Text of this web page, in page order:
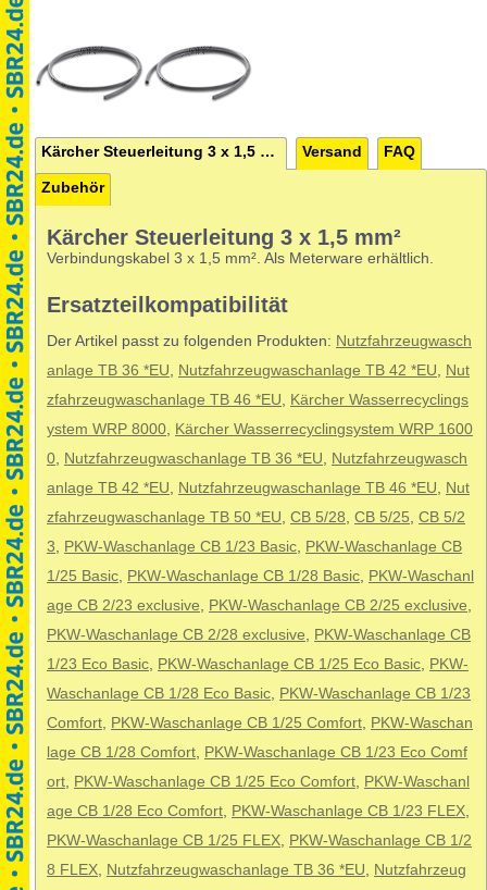
Kärcher Steuerleitung 3 x 1,5 mm² Versand FAQ
Zubehör
Kärcher Steuerleitung 3 x 1,5 mm²
Verbindungskabel 3 x 1,5 mm². Als Meterware erhältlich.
Ersatzteilkompatibilität
Der Artikel passt zu folgenden Produkten: Nutzfahrzeugwasch
anlage TB 36 *EU, Nutzfahrzeugwaschanlage TB 42 *EU, Nut
zfahrzeugwaschanlage TB 46 *EU, Kärcher Wasserrecyclings
ystem WRP 8000, Kärcher Wasserrecyclingsystem WRP 1600
0, Nutzfahrzeugwaschanlage TB 36 *EU, Nutzfahrzeugwasch
anlage TB 42 *EU, Nutzfahrzeugwaschanlage TB 46 *EU, Nut
zfahrzeugwaschanlage TB 50 *EU, CB 5/28, CB 5/25, CB 5/2
3, PKW-Waschanlage CB 1/23 Basic, PKW-Waschanlage CB
1/25 Basic, PKW-Waschanlage CB 1/28 Basic, PKW-Waschanl
age CB 2/23 exclusive, PKW-Waschanlage CB 2/25 exclusive,
PKW-Waschanlage CB 2/28 exclusive, PKW-Waschanlage CB
1/23 Eco Basic, PKW-Waschanlage CB 1/25 Eco Basic, PKW-
Waschanlage CB 1/28 Eco Basic, PKW-Waschanlage CB 1/23
Comfort, PKW-Waschanlage CB 1/25 Comfort, PKW-Waschan
lage CB 1/28 Comfort, PKW-Waschanlage CB 1/23 Eco Comf
ort, PKW-Waschanlage CB 1/25 Eco Comfort, PKW-Waschanl
age CB 1/28 Eco Comfort, PKW-Waschanlage CB 1/23 FLEX,
PKW-Waschanlage CB 1/25 FLEX, PKW-Waschanlage CB 1/2
8 FLEX, Nutzfahrzeugwaschanlage TB 36 *EU, Nutzfahrzeug